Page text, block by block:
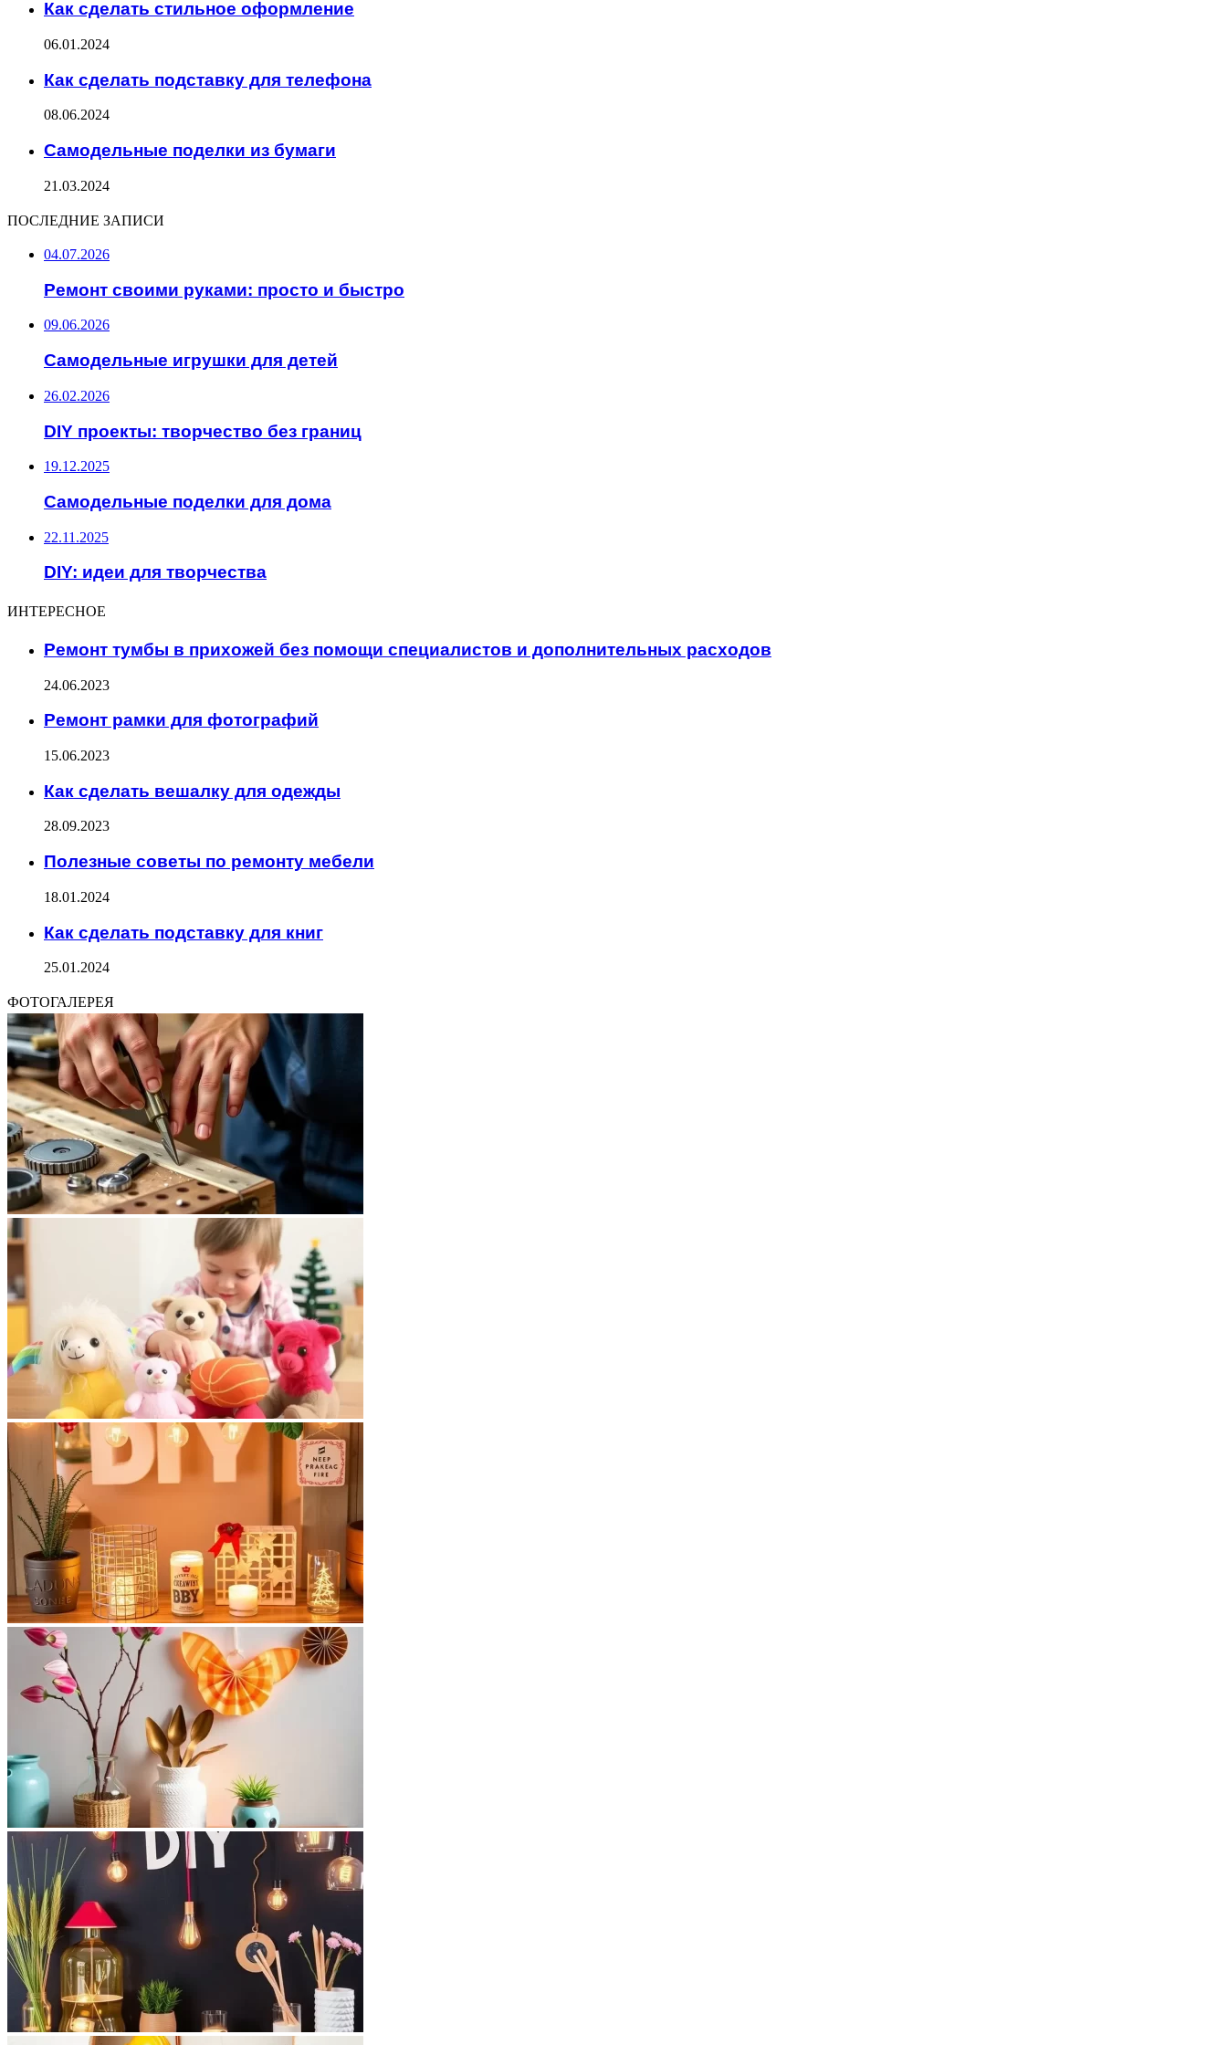
Как сделать стильное оформление
06.01.2024
Как сделать подставку для телефона
08.06.2024
Самодельные поделки из бумаги
21.03.2024
ПОСЛЕДНИЕ ЗАПИСИ
04.07.2026
Ремонт своими руками: просто и быстро
09.06.2026
Самодельные игрушки для детей
26.02.2026
DIY проекты: творчество без границ
19.12.2025
Самодельные поделки для дома
22.11.2025
DIY: идеи для творчества
ИНТЕРЕСНОЕ
Ремонт тумбы в прихожей без помощи специалистов и дополнительных расходов
24.06.2023
Ремонт рамки для фотографий
15.06.2023
Как сделать вешалку для одежды
28.09.2023
Полезные советы по ремонту мебели
18.01.2024
Как сделать подставку для книг
25.01.2024
ФОТОГАЛЕРЕЯ